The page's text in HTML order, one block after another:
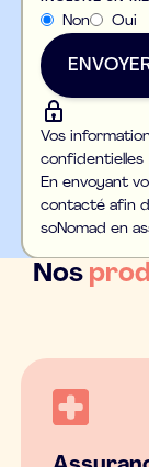
Non Oui
Vos
confidentielles
En envoyant
contacté afin
soNomad en
Nos